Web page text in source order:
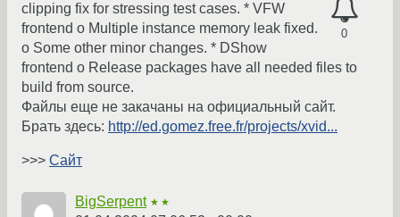
0
clipping fix for stressing test cases. * VFW
frontend o Multiple instance memory leak fixed.
o Some other minor changes. * DShow
frontend o Release packages have all needed files to
build from source.
Файлы еще не закачаны на официальный сайт.
Брать здесь: http://ed.gomez.free.fr/projects/xvid...
>>> Сайт
BigSerpent ★★